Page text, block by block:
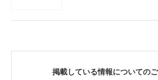
掲載している情報についての